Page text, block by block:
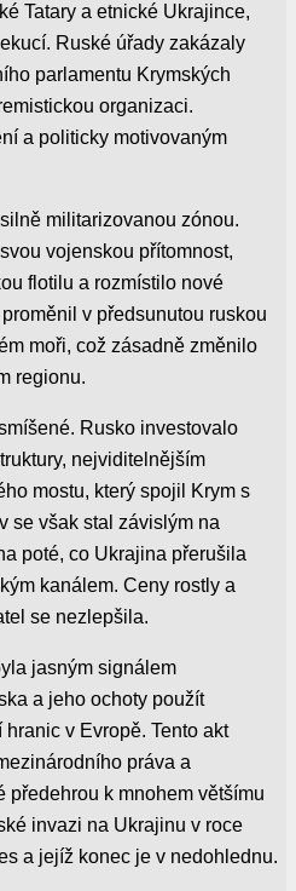
Tatary a etnické Ukrajince,
Ruské úřady zakázaly
parlamentu Krymských
organizaci.
a politicky motivovaným
militarizovanou zónou.
vojenskou přítomnost,
flotilu a rozmístilo nové
v předsunutou ruskou
moři, což zásadně změnilo
regionu.
Rusko investovalo
nejviditelnějším
mostu, který spojil Krym s
se však stal závislým na
poté, co Ukrajina přerušila
kanálem. Ceny rostly a
se nezlepšila.
jasným signálem
a jeho ochoty použít
v Evropě. Tento akt
práva a
předehrou k mnohem většímu
invazi na Ukrajinu v roce
a jejíž konec je v nedohlednu.